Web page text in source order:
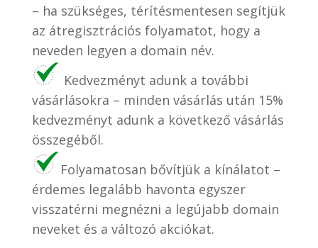
– ha szükséges, térítésmentesen segítjük
az átregisztrációs folyamatot, hogy a
neveden legyen a domain név.
Kedvezményt adunk a további
vásárlásokra – minden vásárlás után 15%
kedvezményt adunk a következő vásárlás
összegéből.
Folyamatosan bővítjük a kínálatot –
érdemes legalább havonta egyszer
visszatérni megnézni a legújabb domain
neveket és a változó akciókat.